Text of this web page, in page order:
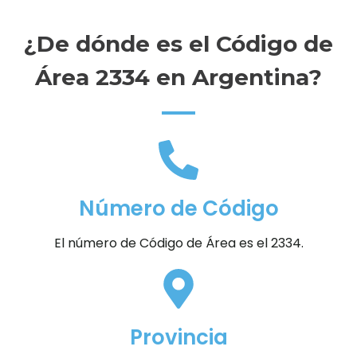
¿De dónde es el Código de
Área 2334 en Argentina?
Número de Código
El número de Código de Área es el 2334.
Provincia